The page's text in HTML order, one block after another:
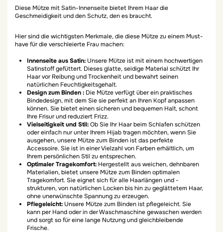
Diese Mütze mit Satin-Innenseite bietet Ihrem Haar die
Geschmeidigkeit und den Schutz, den es braucht.
Hier sind die wichtigsten Merkmale, die diese Mütze zu einem Must-
have für die verschleierte Frau machen:
Innenseite aus Satin: Unsere Mütze ist mit einem hochwertigen
Satinstoff gefüttert. Dieses glatte, seidige Material schützt Ihr
Haar vor Reibung und Trockenheit und bewahrt seinen
natürlichen Feuchtigkeitsgehalt.
Design zum Binden : Die Mütze verfügt über ein praktisches
Bindedesign, mit dem Sie sie perfekt an Ihren Kopf anpassen
können. Sie bietet einen sicheren und bequemen Halt, schont
Ihre Frisur und reduziert Frizz.
Vielseitigkeit und Stil:Ob Sie Ihr Haar beim Schlafen schützen
oder einfach nur unter Ihrem Hijab tragen möchten, wenn Sie
ausgehen, unsere Mütze zum Binden ist das perfekte
Accessoire. Sie ist in einer Vielzahl von Farben erhältlich, um
Ihrem persönlichen Stil zu entsprechen.
Optimaler Tragekomfort: Hergestellt aus weichen, dehnbaren
Materialien, bietet unsere Mütze zum Binden optimalen
Tragekomfort. Sie eignet sich für alle Haarlängen und -
strukturen, von natürlichen Locken bis hin zu geglättetem Haar,
ohne unerwünschte Spannung zu erzeugen.
Pflegeleicht: Unsere Mütze zum Binden ist pflegeleicht. Sie
kann per Hand oder in der Waschmaschine gewaschen werden
und sorgt so für eine lange Nutzung und gleichbleibende
Frische.